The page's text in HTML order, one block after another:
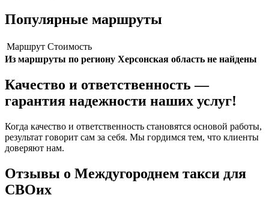
Популярные маршруты
Маршрут Стоимость
Из маршруты по региону Херсонская область не найдены
Качество и ответственность —
гарантия надежности наших услуг!
Когда качество и ответственность становятся основой работы,
результат говорит сам за себя. Мы гордимся тем, что клиенты
доверяют нам.
Отзывы о Междугороднем такси для
СВОих